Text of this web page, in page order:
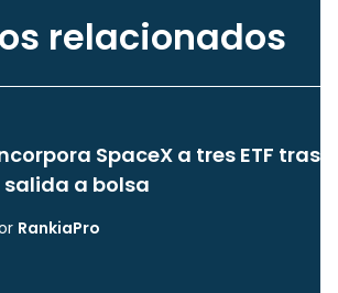
relacionados
SpaceX a tres ETF tras
a bolsa
RankiaPro